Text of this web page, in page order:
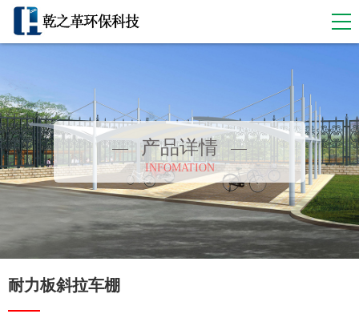
产品详情
INFOMATION
耐力板斜拉车棚